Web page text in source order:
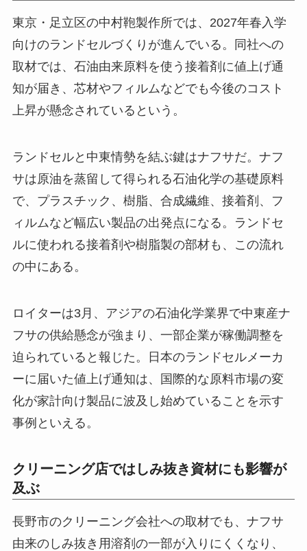
東京・足立区の中村鞄製作所では、2027年春入学
向けのランドセルづくりが進んでいる。同社への
取材では、石油由来原料を使う接着剤に値上げ通
知が届き、芯材やフィルムなどでも今後のコスト
上昇が懸念されているという。
ランドセルと中東情勢を結ぶ鍵はナフサだ。ナフ
サは原油を蒸留して得られる石油化学の基礎原料
で、プラスチック、樹脂、合成繊維、接着剤、フ
ィルムなど幅広い製品の出発点になる。ランドセ
ルに使われる接着剤や樹脂製の部材も、この流れ
の中にある。
ロイターは3月、アジアの石油化学業界で中東産ナ
フサの供給懸念が強まり、一部企業が稼働調整を
迫られていると報じた。日本のランドセルメーカ
ーに届いた値上げ通知は、国際的な原料市場の変
化が家計向け製品に波及し始めていることを示す
事例といえる。
クリーニング店ではしみ抜き資材にも影響が
及ぶ
長野市のクリーニング会社への取材でも、ナフサ
由来のしみ抜き用溶剤の一部が入りにくくなり、